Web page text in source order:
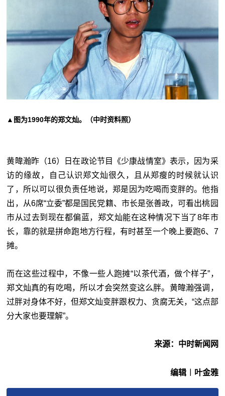
▲图为1990年的郑文灿。（中时资料照）
黄暐瀚昨（16）日在政论节目《少康战情室》表示，因为采
访的缘故，自己认识郑文灿很久，且从郑瘦的时候就认识
了，所以可以很负责任地说，郑是因为吃喝而变胖的。他指
出，从6席“立委”都是国民党籍、市长是张善政，可看出桃园
市从过去到现在都偏蓝，郑文灿能在这种情况下当了8年市
长，靠的就是拼命跑地方行程，有时甚至一个晚上要跑6、7
摊。
而在这些过程中，不像一些人跑摊“以茶代酒，做个样子”，
郑文灿真的有吃喝，所以才会突然变这么胖。黄暐瀚强调，
过胖对身体不好，但郑文灿变胖跟权力、贪腐无关，“这点部
分大家也要理解”。
来源：中时新闻网
编辑︱叶金雅